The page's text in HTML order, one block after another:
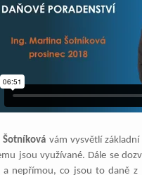
vám vysvětlí
jsou využívané. Dále se
nepřímou, co jsou to daně